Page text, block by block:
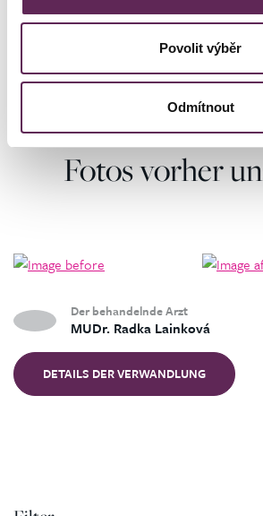
Povolit výběr
Odmítnout
Medicine Clinic" in der
Fotos vorher
Der behandelnde Arzt
MUDr. Radka Lainková
DETAILS DER VERWANDLUNG